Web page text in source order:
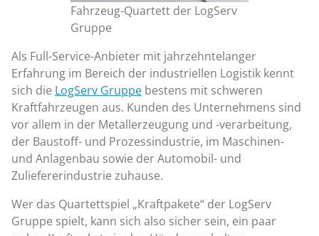
Fahrzeug-Quartett der LogServ
Gruppe
Als Full-Service-Anbieter mit jahrzehntelanger
Erfahrung im Bereich der industriellen Logistik kennt
sich die LogServ Gruppe bestens mit schweren
Kraftfahrzeugen aus. Kunden des Unternehmens sind
vor allem in der Metallerzeugung und -verarbeitung,
der Baustoff- und Prozessindustrie, im Maschinen-
und Anlagenbau sowie der Automobil- und
Zuliefererindustrie zuhause.
Wer das Quartettspiel „Kraftpakete“ der LogServ
Gruppe spielt, kann sich also sicher sein, ein paar